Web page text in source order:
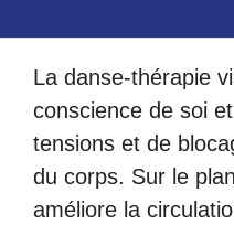
La danse-thérapie
conscience de soi
tensions et de
du corps. Sur le
améliore la